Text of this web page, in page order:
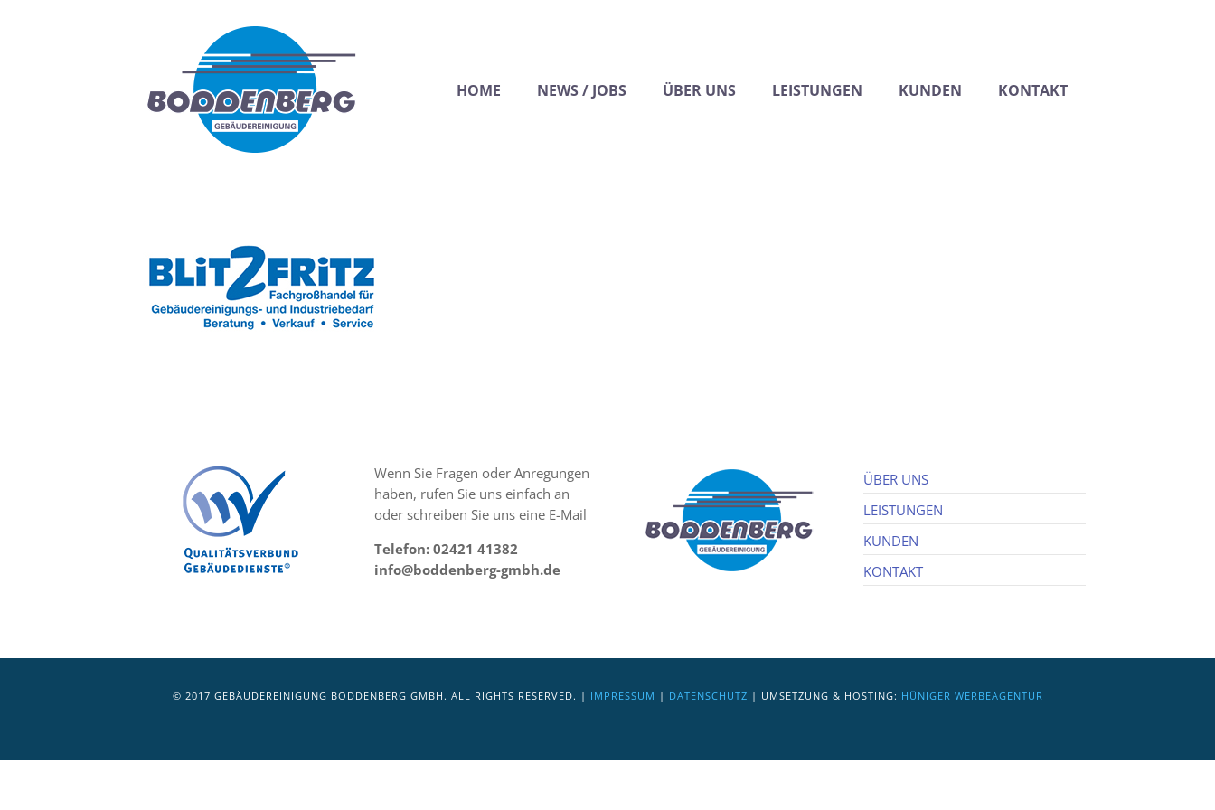
HOME NEWS / JOBS ÜBER UNS LEISTUNGEN KUNDEN KONTAKT
Wenn Sie Fragen oder Anregungen
haben, rufen Sie uns einfach an
oder schreiben Sie uns eine E-Mail
Telefon: 02421 41382
info@boddenberg-gmbh.de
ÜBER UNS
LEISTUNGEN
KUNDEN
KONTAKT
© 2017 GEBÄUDEREINIGUNG BODDENBERG GMBH. ALL RIGHTS RESERVED. | IMPRESSUM | DATENSCHUTZ | UMSETZUNG & HOSTING: HÜNIGER WERBEAGENTUR